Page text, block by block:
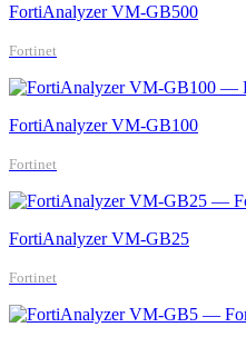
FortiAnalyzer VM-GB500
Fortinet
FortiAnalyzer VM-GB100
Fortinet
FortiAnalyzer VM-GB25
Fortinet